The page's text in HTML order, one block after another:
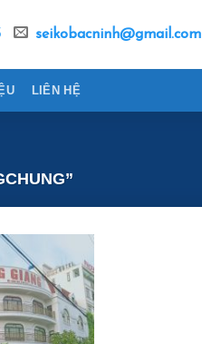
seikobacninh@gmail.com
LIÊN HỆ
Add to
wishlist